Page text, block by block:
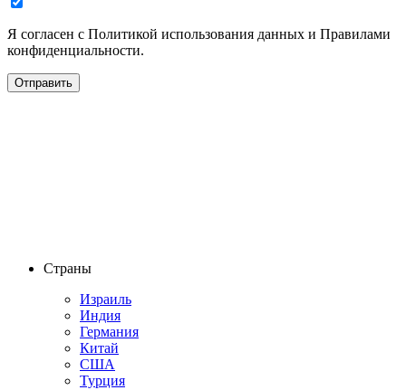
Я согласен с Политикой использования данных и Правилами
конфиденциальности.
Страны
Израиль
Индия
Германия
Китай
США
Турция